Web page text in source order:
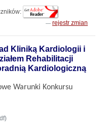
rejestr zmian
Kliniką Kardiologii i
Rehabilitacji
Kardiologiczną
Warunki Konkursu